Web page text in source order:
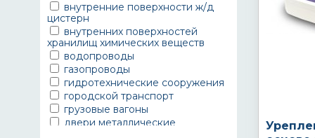
внутренние поверхности ж/д
цистерн
внутренних поверхностей
хранилищ химических веществ
водопроводы
газопроводы
гидротехнические сооружения
городской транспорт
грузовые вагоны
двери металлические